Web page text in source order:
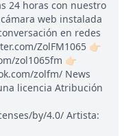
24 horas con nuestro
web instalada
en redes
ZolFM1065 👉🏻
zol1065fm 👉🏻
zolfm/ News
licencia Atribución
by/4.0/ Artista: